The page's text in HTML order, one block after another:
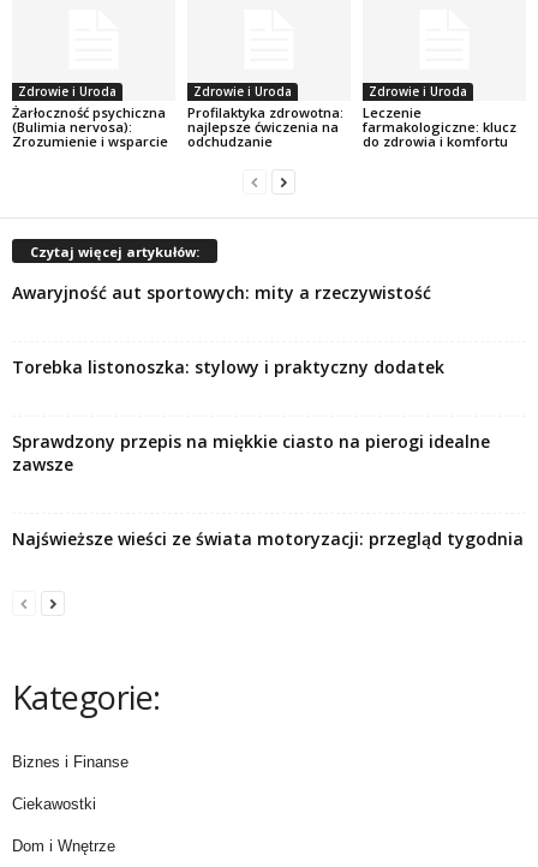
Zdrowie i Uroda
Żarłoczność psychiczna
(Bulimia nervosa):
Zrozumienie i wsparcie
Zdrowie i Uroda
Profilaktyka zdrowotna:
najlepsze ćwiczenia na
odchudzanie
Zdrowie i Uroda
Leczenie
farmakologiczne: klucz
do zdrowia i komfortu
Czytaj więcej artykułów:
Awaryjność aut sportowych: mity a rzeczywistość
Torebka listonoszka: stylowy i praktyczny dodatek
Sprawdzony przepis na miękkie ciasto na pierogi idealne
zawsze
Najświeższe wieści ze świata motoryzacji: przegląd tygodnia
Kategorie:
Biznes i Finanse
Ciekawostki
Dom i Wnętrze